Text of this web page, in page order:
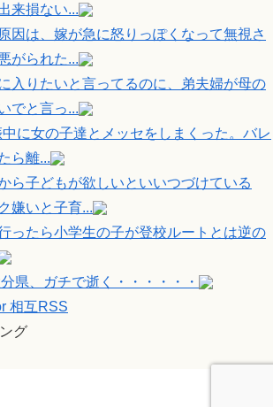
来損ない...
因は、嫁が急に怒りっぽくなって無視さ
がられた...
入りたいと言ってるのに、弟夫婦が母の
でと言っ...
に女の子達とメッセをしまくった。バレ
ら離...
ら子どもが欲しいといいつづけている
嫌いと子育...
ったら小学生の子が登校ルートとは逆の
分県、ガチで逝く・・・・・・
相互RSS
グ